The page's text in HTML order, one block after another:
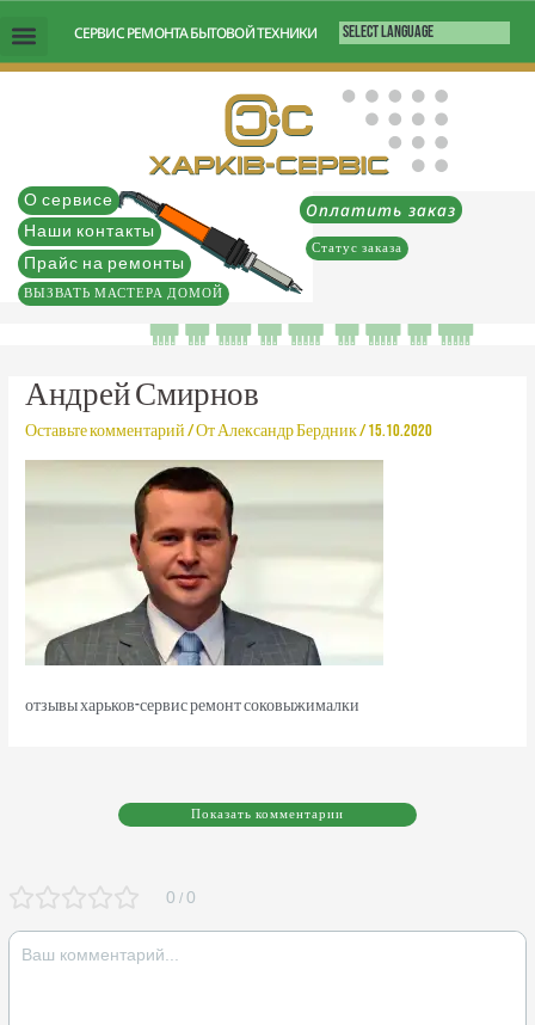
содержимому
СЕРВИС РЕМОНТА БЫТОВОЙ ТЕХНИКИ
О сервисе
Наши контакты
Прайс на ремонты
ВЫЗВАТЬ МАСТЕРА ДОМОЙ
Статус заказа
Оплатить заказ
Андрей Смирнов
Оставьте комментарий/ ОтАлександр Бердник/15.10.2020
отзывы харьков-сервис ремонт соковыжималки
Показать комментарии
0 /0